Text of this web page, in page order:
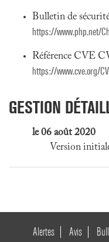
Bulletin de
https://www.php.net/
Référence CVE
https://www.cve.org/
GESTION
le 06 août 2020
Version
Alertes Avis